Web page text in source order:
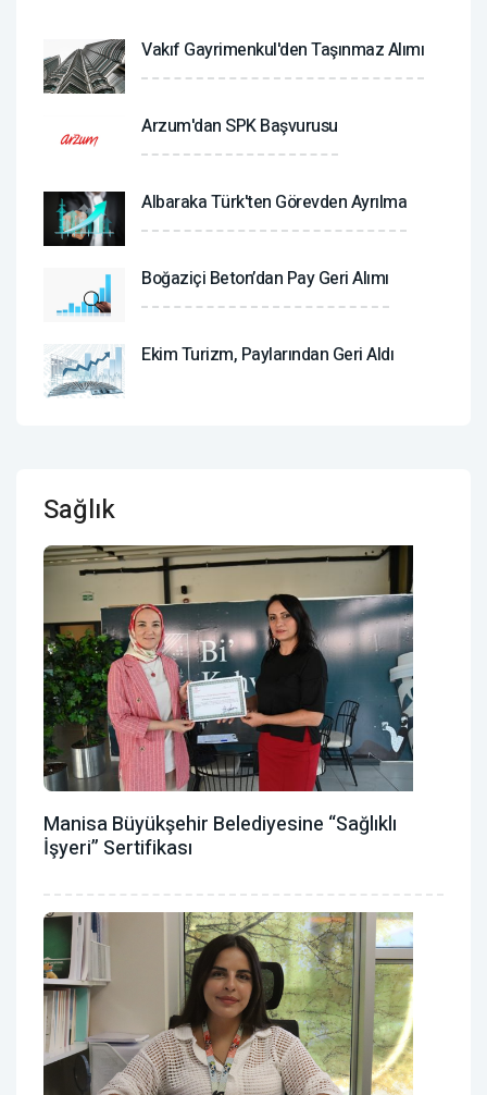
Vakıf Gayrimenkul'den Taşınmaz Alımı
Arzum'dan SPK Başvurusu
Albaraka Türk'ten Görevden Ayrılma
Boğaziçi Beton’dan Pay Geri Alımı
Ekim Turizm, Paylarından Geri Aldı
Sağlık
Manisa Büyükşehir Belediyesine “Sağlıklı
İşyeri” Sertifikası